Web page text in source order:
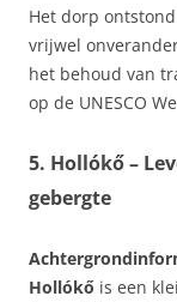
Het dorp
vrijwel
het behoud van
op de UNESCO
5. Hollókő –
gebergte
Hollókő is een